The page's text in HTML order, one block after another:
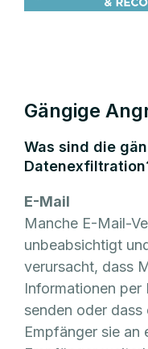
Gängige
Was sind die
E-Mail
Manche E-Mail-
unbeabsichtigt
verursacht, dass
Informationen per
senden oder
Empfänger sie an